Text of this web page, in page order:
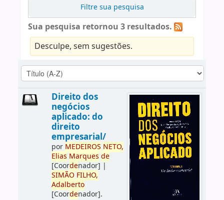
Filtre sua pesquisa
Sua pesquisa retornou 3 resultados.
Desculpe, sem sugestões.
Direito dos
negócios
aplicado: do
direito
empresarial/
por MEDEIROS NETO,
Elias Marques de
[Coordenador] |
SIMÃO FILHO,
Adalberto
[Coordenador].